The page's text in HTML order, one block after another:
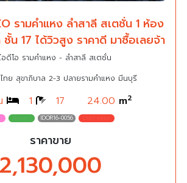
รามคำแหง ลำสาลี สเตชั่น 1 ห้อง
น 17 ได้วิวสูง ราคาดี มาซื้อเลยจ้า
อดีโอ รามคำแหง - ลำสาลี สเตชั่น
ทย สุขาภิบาล 2-3 ปลายรามคำแหง มีนบุรี
1 17 24.00 m2
IDOR16-0056
ราคาขาย
2,130,000